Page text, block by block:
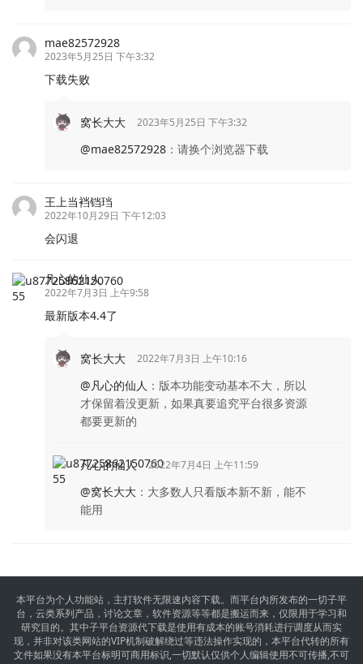
mae82572928
2023年5月25日 下午3:32
下载失败
窝长大大 2023年5月25日 下午3:32
@mae82572928 ： 请换个浏览器下载
王上当裆铛珰
2022年10月29日 下午12:03
会闪退
凡心的仙人
2022年7月3日 上午9:58
最新版本4.4了
窝长大大 2022年7月3日 上午10:16
@凡心的仙人 ： 版本功能变动基本不大，所以
才保留着没更新，如果真要追究平台很多资源
都要更新的
凡心的仙人 2022年7月4日 上午11:59
@窝长大大 ： 大多数人只看版本新不新，能不
能用
本平台为个人功能站，主打软件无限速内容下载。而平台内所发布的一切子平
台，云类系列产品，讨论文章，软件资源等等都是搬运而来，仅限用于学习和
研究目的。其中子平台资源代下载是使用有成本的账号消耗进行调度从而实
现，并非对该类网站的VIP机制破解绕过等违法操作实现的，本平台代转的所有
文件如果没有本平台标明可商用标识,一切默认仅供个人编辑使用不可传播,不可